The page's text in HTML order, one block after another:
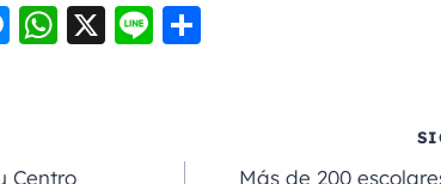
M W X Li C
Centro
Más de 200